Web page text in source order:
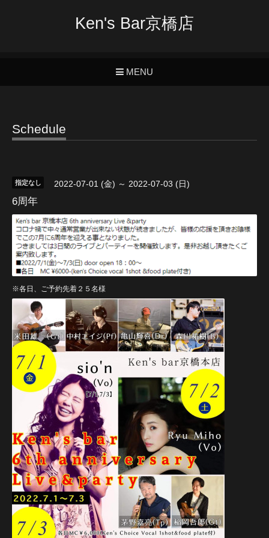
Ken's Bar京橋店
MENU
Schedule
指定なし 2022-07-01 (金) ～ 2022-07-03 (日)
6周年
※各日、ご予約先着２５名様